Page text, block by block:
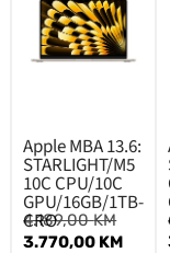
Apple MBA 13.6:
STARLIGHT/M5
10C CPU/10C
GPU/16GB/1TB-
CRO
4.189,00KM
3.770,00 KM